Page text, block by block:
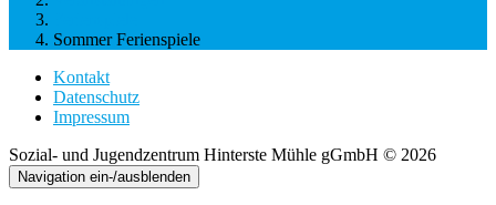
Sommer Ferienspiele
Kontakt
Datenschutz
Impressum
Sozial- und Jugendzentrum Hinterste Mühle gGmbH © 2026
Navigation ein-/ausblenden